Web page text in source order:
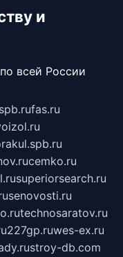
и
всей России
fas.ru
cemko.ru
superiorsearch.ru
senovosti.ru
technosaratov.ru
227gp.ruwes-ex.ru
stroy-db.com